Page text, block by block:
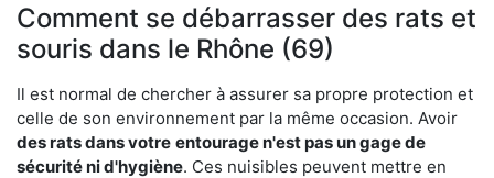
Comment se débarrasser des rats et
souris dans le Rhône (69)
Il est normal de chercher à assurer sa propre protection et
celle de son environnement par la même occasion. Avoir
des rats dans votre entourage n'est pas un gage de
sécurité ni d'hygiène. Ces nuisibles peuvent mettre en